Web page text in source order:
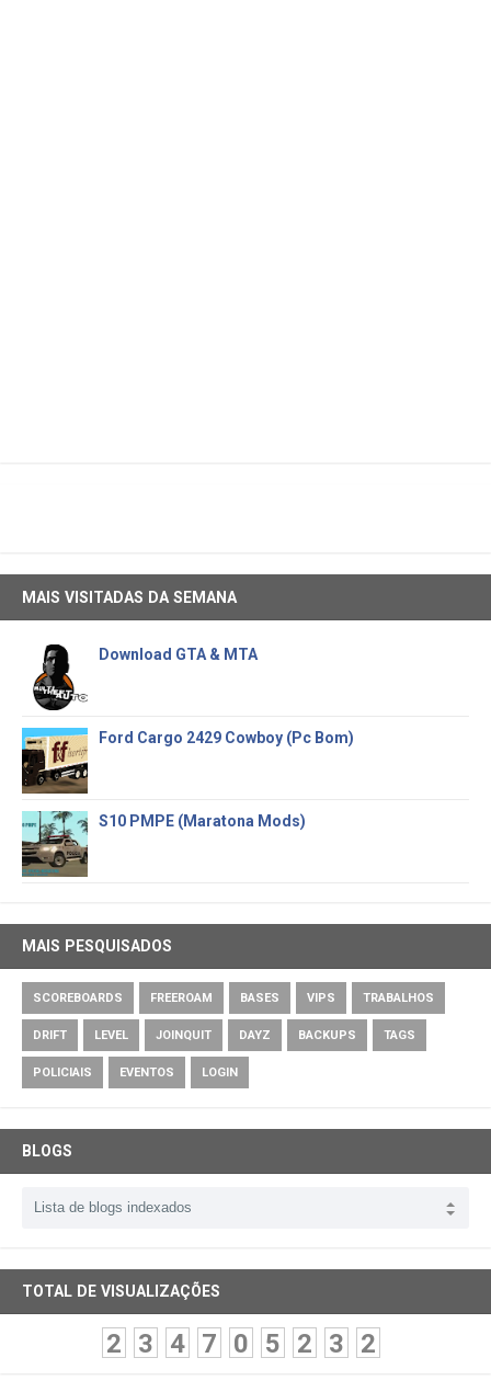
MAIS VISITADAS DA SEMANA
Download GTA & MTA
Ford Cargo 2429 Cowboy (Pc Bom)
S10 PMPE (Maratona Mods)
MAIS PESQUISADOS
SCOREBOARDS FREEROAM BASES VIPS TRABALHOS
DRIFT LEVEL JOINQUIT DAYZ BACKUPS TAGS
POLICIAIS EVENTOS LOGIN
BLOGS
TOTAL DE VISUALIZAÇÕES
2 3 4 7 0 5 2 3 2